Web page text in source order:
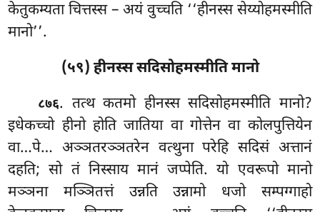
केतुकम्यता चित्तस्स – अयं वुच्चति ‘‘हीनस्स सेय्योहमस्मीति
मानो’’.
(५९) हीनस्स सदिसोहमस्मीति मानो
८७६. तत्थकतमो हीनस्स सदिसोहमस्मीति मानो?
इधेकच्चो हीनो होति जातिया वा गोत्तेन वा कोलपुत्तियेन
वा…पे… अञ्ञतरञ्ञतरेन वत्थुना परेहि सदिसं अत्तानं
दहति; सो तं निस्साय मानं जप्पेति. यो एवरूपो मानो
मञ्ञना मञ्ञितत्तं उन्नति उन्नामो धजो सम्पग्गाहो